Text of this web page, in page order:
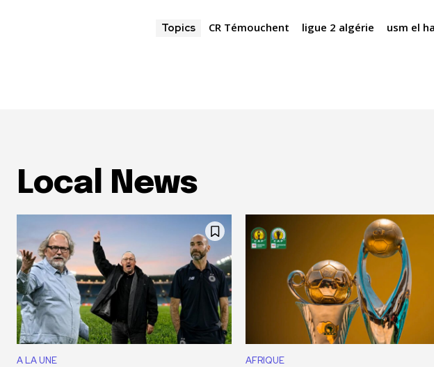
Topics CR Témouchent ligue 2 algérie usm el
Local News
A LA UNE AFRIQUE